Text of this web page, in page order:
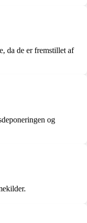
da de er fremstillet af
og